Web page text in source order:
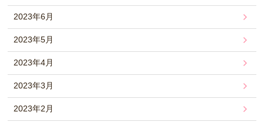
2023年6月
2023年5月
2023年4月
2023年3月
2023年2月